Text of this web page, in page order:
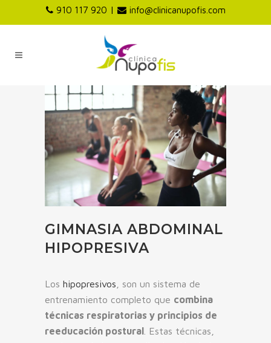
910 117 920 | info@clinicanupofis.com
GIMNASIA ABDOMINAL
HIPOPRESIVA
Los hipopresivos , son un sistema de
entrenamiento completo que combina
técnicas respiratorias y principios de
reeducación postural . Estas técnicas,